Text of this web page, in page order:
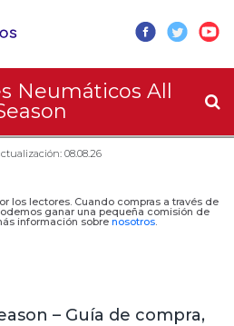
Neumáticos All
08.08.26
los lectores. Cuando compras a través de
ganar una pequeña comisión de
información sobre nosotros.
– Guía de compra,